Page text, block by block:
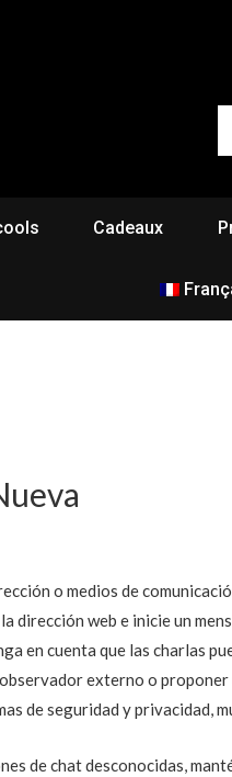
Cadeaux
o medios de
dirección web e inicie un
en cuenta que las charlas
externo o
de seguridad y privacidad,
de chat desconocidas,